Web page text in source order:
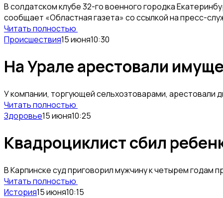
В солдатском клубе 32-го военного городка
сообщает «Областная газета» со ссылкой на пресс-
Читать полностью
Происшествия15 июня10:30
На Урале арестовали
У компании, торгующей сельхозтоварами, арестовали
Читать полностью
Здоровье15 июня10:25
Квадроциклист сбил
В Карпинске суд приговорил мужчину к четырем
Читать полностью
История15 июня10:15